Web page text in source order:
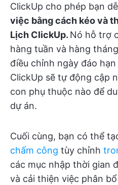
ClickUp cho phép bạn
việc bằng cách kéo và
Lịch ClickUp. Nó hỗ trợ
hàng tuần và hàng
điều chỉnh ngày đáo
ClickUp sẽ tự động cập
con phụ thuộc nào để
dự án.
Cuối cùng, bạn có thể
chấm công tùy chỉnh
các mục nhập thời gian
và cải thiện việc phân bổ